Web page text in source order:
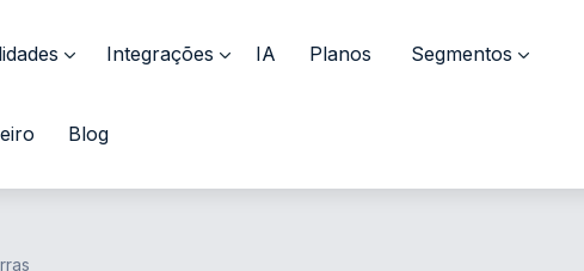
Integrações IA Planos Segmentos
Blog